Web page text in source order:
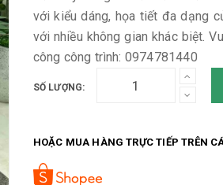
với kiểu dáng, họa tiết đa dạng
với nhiều không gian khác biệt.
công công trình: 0974781440
SỐ LƯỢNG:
HOẶC MUA HÀNG TRỰC TIẾP TRÊN